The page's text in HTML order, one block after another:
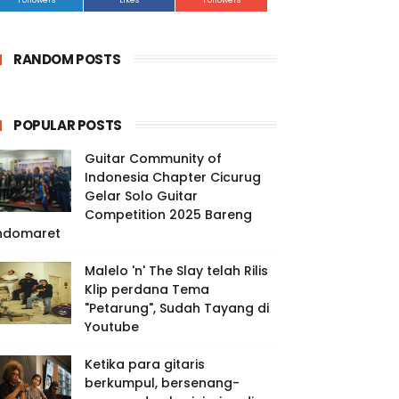
RANDOM POSTS
POPULAR POSTS
Guitar Community of
Indonesia Chapter Cicurug
Gelar Solo Guitar
Competition 2025 Bareng
Malelo 'n' The Slay telah Rilis
Klip perdana Tema
"Petarung", Sudah Tayang di
Youtube
Ketika para gitaris
berkumpul, bersenang-